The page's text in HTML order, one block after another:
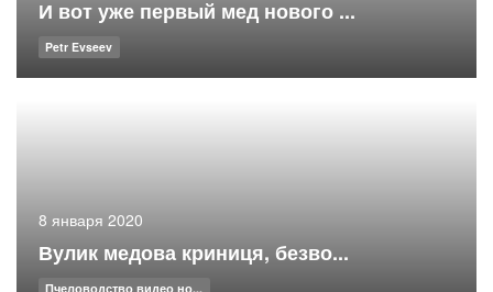
И вот уже первый мед нового ...
Petr Evseev
8 января 2020
Вулик медова криниця, безво...
Пчеловодство видео но...